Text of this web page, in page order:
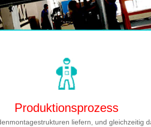
Produktionsprozess
liefern, und gleichzeitig